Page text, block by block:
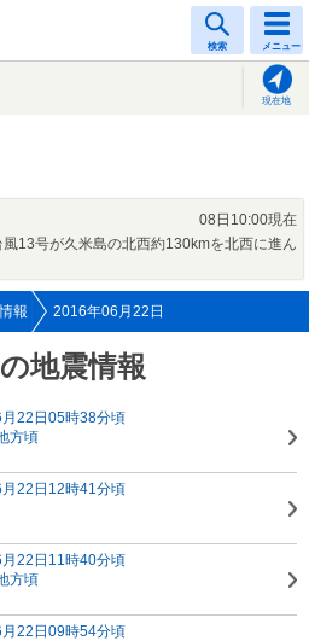
検索 メニュー
現在地
08日10:00現在
13号が久米島の北西約130kmを北西に進ん
報 2016年06月22日
地震情報
22日05時38分頃
方頃
22日12時41分頃
22日11時40分頃
方頃
22日09時54分頃